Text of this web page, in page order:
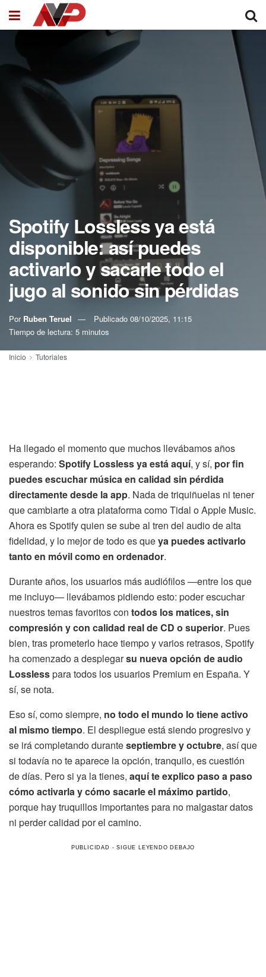
Spotify Lossless ya está
disponible: así puedes
activarlo y sacarle todo el
jugo al sonido sin pérdidas
Por Ruben Teruel Publicado 08/10/2025, 11:15
Tiempo de lectura: 5 minutos
Inicio Tutoriales
Ha llegado el momento que muchos llevábamos años
esperando: Spotify Lossless ya está aquí, y sí, por fin
puedes escuchar música en calidad sin pérdida
directamente desde la app. Nada de triquiñuelas ni tener
que cambiarte a otra plataforma como Tidal o Apple Music.
Ahora es Spotify quien se sube al tren del audio de alta
fidelidad, y lo mejor de todo es queya puedes activarlo
tanto en móvil como en ordenador.
Durante años, los usuarios más audiófilos —entre los que
me incluyo— llevábamos pidiendo esto: poder escuchar
nuestros temas favoritos con todos los matices, sin
compresión y con calidad real de CD o superior. Pues
bien, tras prometerlo hace tiempo y varios retrasos, Spotify
ha comenzado a desplegarsu nueva opción de audio
Losslesspara todos los usuarios Premium en España. Y
sí, se nota.
Eso sí, como siempre, no todo el mundo lo tiene activo
al mismo tiempo. El despliegue está siendo progresivo y
se irá completando duranteseptiembre y octubre, así que
si todavía no te aparece la opción, tranquilo, es cuestión
de días. Pero si ya la tienes, aquí te explico paso a paso
cómo activarla y cómo sacarle el máximo partido,
porque hay truquillos importantes para no malgastar datos
ni perder calidad por el camino.